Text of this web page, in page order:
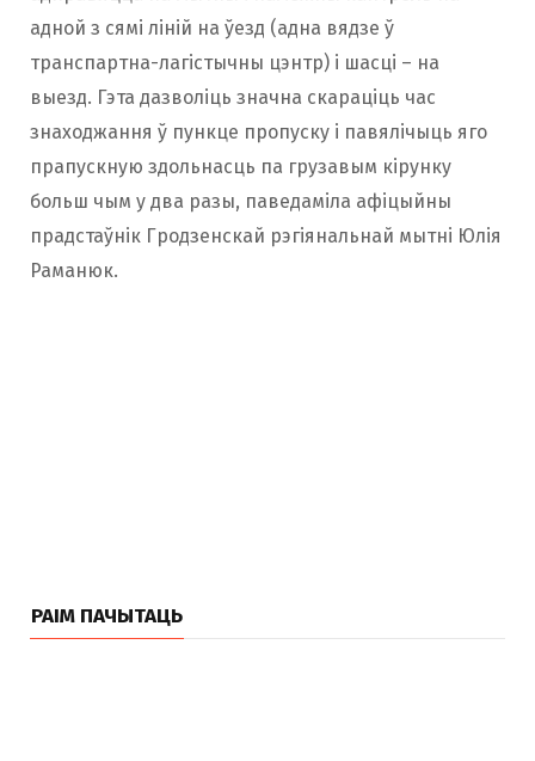
адной з сямі ліній на ўезд (адна вядзе ў
транспартна-лагістычны цэнтр) і шасці – на
выезд. Гэта дазволіць значна скараціць час
знаходжання ў пункце пропуску і павялічыць яго
прапускную здольнасць па грузавым кірунку
больш чым у два разы, паведаміла афіцыйны
прадстаўнік Гродзенскай рэгіянальнай мытні Юлія
Раманюк.
РАІМ ПАЧЫТАЦЬ